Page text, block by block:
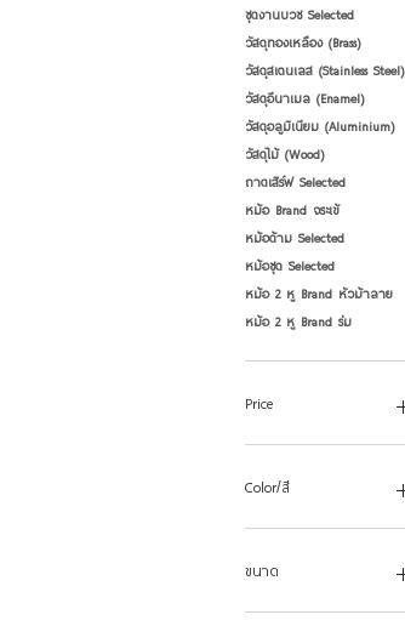
ชุดงานบวช Selected
วัสดุทองเหลือง (Brass)
วัสดุสเตนเลส (Stainless Steel)
วัสดุอีนาเมล (Enamel)
วัสดุอลูมิเนียม (Aluminium)
วัสดุไม้ (Wood)
ถาดเสิร์ฟ Selected
หม้อ Brand จระเข้
หม้อด้าม Selected
หม้อชุด Selected
หม้อ 2 หู Brand หัวม้าลาย
หม้อ 2 หู Brand ร่ม
Price
THB 70
Color/สี
ขนาด
32 ซม.